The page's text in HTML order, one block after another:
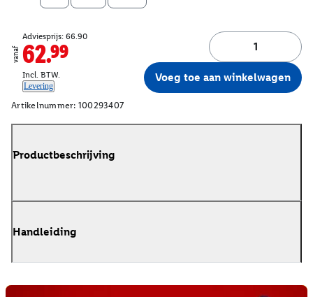
vanaf
Adviesprijs: 66.90
62.99
Incl. BTW.
Levering
Voeg toe aan winkelwagen
Artikelnummer: 100293407
Productbeschrijving
Handleiding